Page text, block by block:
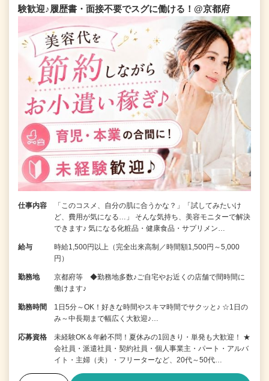
験歓迎♪履歴書・面接不要でスグに働ける！@京都府
仕事内容
「このコスメ、自分の肌に合うかな？」「試してみたいけ
ど、費用が気になる…」 そんな気持ち、美容モニターで解決
できます♪ 気になる化粧品・健康食品・サプリメン…
給与
時給1,500円以上（完全出来高制／時間額1,500円～5,000
円）
勤務地
京都府等 ◆勤務地多数♪ご自宅やお近くの店舗で間時間に
働けます♪
勤務時間
1日5分～OK！好きな時間やスキマ時間でサクッと♪ ☆1日の
み～中長期まで幅広く大歓迎♪…
応募資格
未経験OK＆年齢不問！夏休みの1回きり・単発も大歓迎！ ★
会社員・派遣社員・契約社員・個人事業主・パート・アルバ
イト・主婦（夫）・フリーターなど、20代～50代…